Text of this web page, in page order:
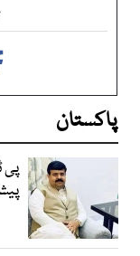
پاکستان
پی